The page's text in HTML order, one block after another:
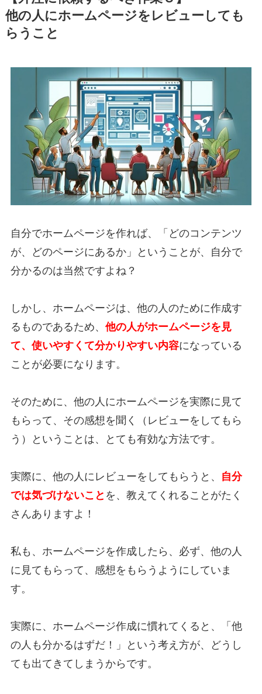
他の人にホームページをレビューしても
らうこと
自分でホームページを作れば、「どのコンテンツ
が、どのページにあるか」ということが、自分で
分かるのは当然ですよね？
しかし、ホームページは、他の人のために作成す
るものであるため、 他の人がホームページを見
て、使いやすくて分かりやすい内容になっている
ことが必要になります。
そのために、他の人にホームページを実際に見て
もらって、その感想を聞く（レビューをしてもら
う）ということは、とても有効な方法です。
実際に、他の人にレビューをしてもらうと、
自分
では気づけないこと を、教えてくれることがたく
さんありますよ！
私も、ホームページを作成したら、必ず、他の人
に見てもらって、感想をもらうようにしていま
す。
実際に、ホームページ作成に慣れてくると、「他
の人も分かるはずだ！」という考え方が、どうし
ても出てきてしまうからです。